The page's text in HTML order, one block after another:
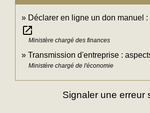
Déclarer en ligne un don manuel
open_in_new
Ministère chargé des finances
Transmission d'entreprise :
Ministère chargé de l'économie
Signaler une erreur